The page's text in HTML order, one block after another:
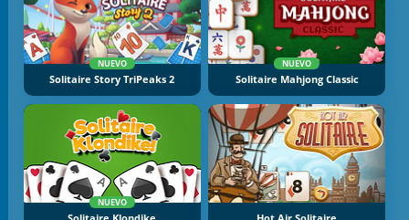
NUEVO
Solitaire Story TriPeaks 2
NUEVO
Solitaire Mahjong Classic
NUEVO